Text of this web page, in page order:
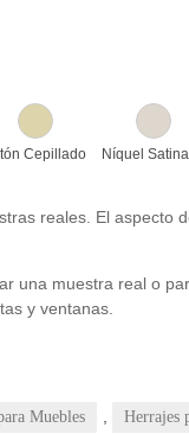
Cepillado Níquel
reales. El aspecto
una muestra real o
y ventanas.
Muebles Herrajes